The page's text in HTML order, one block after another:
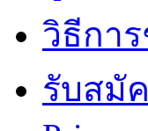
วิธีการ
รับสมั